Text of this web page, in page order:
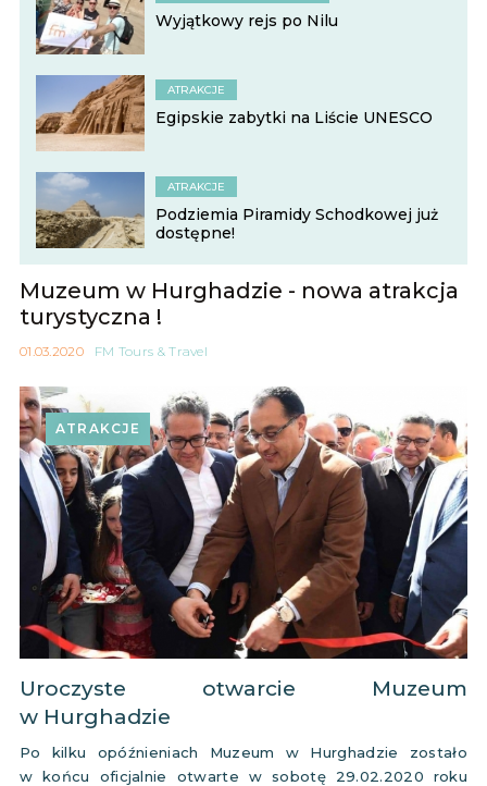
Muzeum w Hurghadzie - nowa atrakcja
turystyczna !
01.03.2020 FM Tours & Travel
ATRAKCJE
Uroczyste otwarcie Muzeum
w Hurghadzie
Po kilku opóźnieniach Muzeum w Hurghadzie zostało
w końcu oficjalnie otwarte w sobotę 29.02.2020 roku
Wyjątkowy rejs po Nilu
ATRAKCJE
Egipskie zabytki na Liście UNESCO
ATRAKCJE
Podziemia Piramidy Schodkowej już
dostępne!